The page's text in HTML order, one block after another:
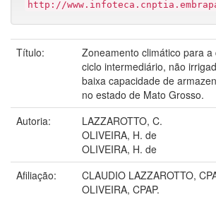
http://
Título:
Zoneamento climático para
ciclo intermediário, não
baixa capacidade de
no estado de Mato Grosso.
Autoria:
LAZZAROTTO, C.
OLIVEIRA, H. de
OLIVEIRA, H. de
Afiliação:
CLAUDIO LAZZAROTTO,
OLIVEIRA, CPAP.